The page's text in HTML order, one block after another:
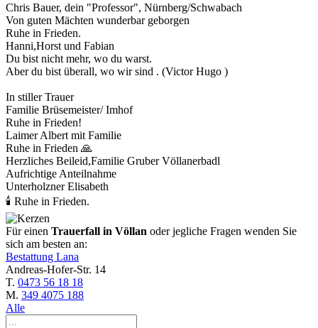
Chris Bauer, dein "Professor", Nürnberg/Schwabach
Von guten Mächten wunderbar geborgen
Ruhe in Frieden.
Hanni,Horst und Fabian
Du bist nicht mehr, wo du warst.
Aber du bist überall, wo wir sind . (Victor Hugo )
In stiller Trauer
Familie Brüsemeister/ Imhof
Ruhe in Frieden!
Laimer Albert mit Familie
Ruhe in Frieden 🙏
Herzliches Beileid,Familie Gruber Völlanerbadl
Aufrichtige Anteilnahme
Unterholzner Elisabeth
🕯 Ruhe in Frieden.
Für einen Trauerfall in Völlan oder jegliche Fragen wenden Sie
sich am besten an:
Bestattung Lana
Andreas-Hofer-Str. 14
T. 0473 56 18 18
M. 349 4075 188
Alle